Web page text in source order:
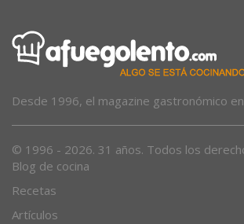
Desde 1996, el magazine gastronómico
© 1996 - 2026. 31 años. Todos los
Blog de cocina
Recetas
Artículos